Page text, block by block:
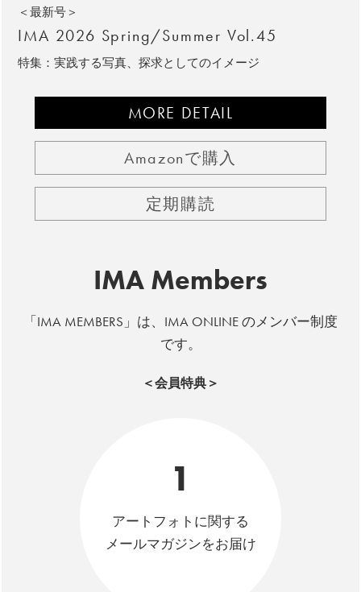
＜最新号＞
IMA 2026 Spring/Summer Vol.45
特集：実践する写真、探求としてのイメージ
MORE DETAIL
Amazonで購入
定期購読
IMA Members
「IMA MEMBERS」は、IMA ONLINE のメンバー制度
です。
＜会員特典＞
1
アートフォトに関する
メールマガジンをお届け